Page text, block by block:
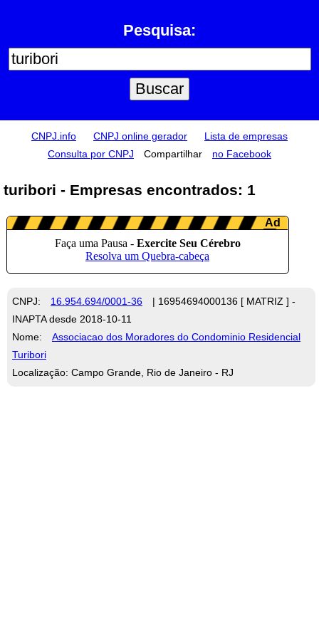
Pesquisa:
CNPJ.info CNPJ online gerador
Lista de empresas
Consulta por CNPJ
Compartilhar no Facebook
turibori - Empresas encontrados: 1
CNPJ: 16.954.694/0001-36
| 16954694000136 [ MATRIZ ] -
INAPTA desde 2018-10-11
Nome:
Associacao dos Moradores do Condominio Residencial
Turibori
Localização: Campo Grande, Rio de Janeiro - RJ